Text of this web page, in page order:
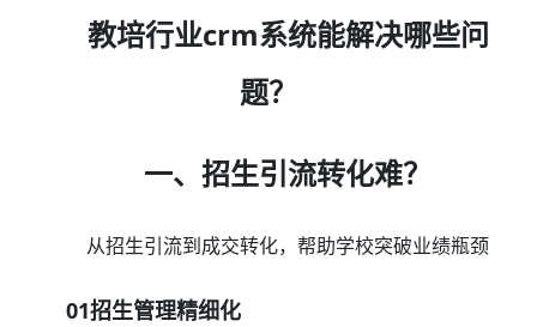
教培行业crm系统能解决哪些问
题？
一、招生引流转化难？
从招生引流到成交转化，帮助学校突破业绩瓶颈
01招生管理精细化